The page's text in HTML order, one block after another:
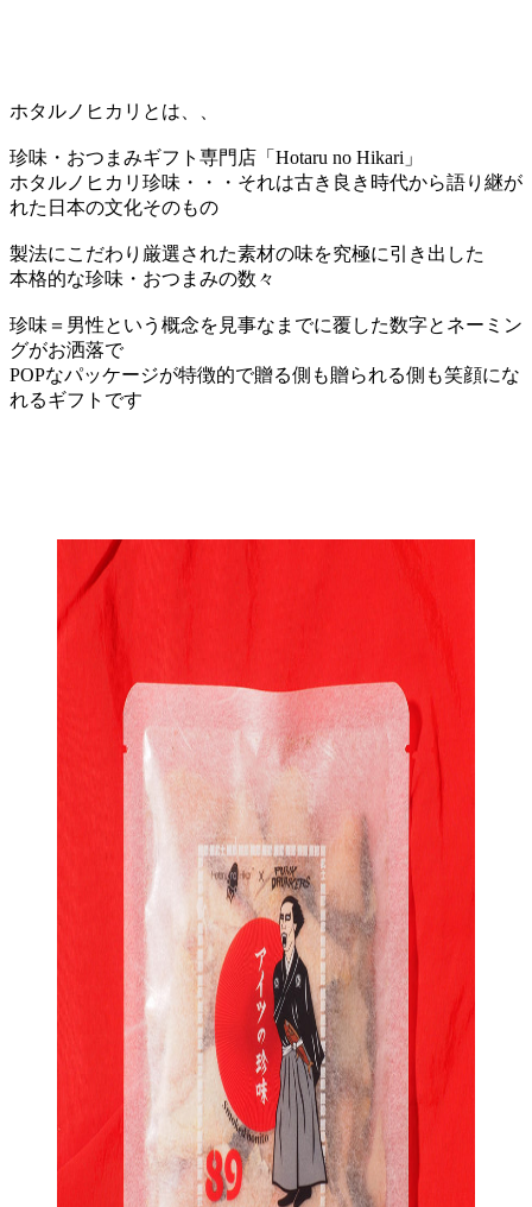
ホタルノヒカリとは、、
珍味・おつまみギフト専門店「Hotaru no Hikari」
ホタルノヒカリ珍味・・・それは古き良き時代から語り継が
れた日本の文化そのもの
製法にこだわり厳選された素材の味を究極に引き出した
本格的な珍味・おつまみの数々
珍味＝男性という概念を見事なまでに覆した数字とネーミン
グがお洒落で
POPなパッケージが特徴的で贈る側も贈られる側も笑顔にな
れるギフトです